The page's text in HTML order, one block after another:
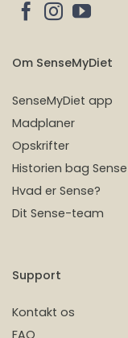
Om SenseMyDiet
SenseMyDiet app
Madplaner
Opskrifter
Historien bag Sense
Hvad er Sense?
Dit Sense-team
Support
Kontakt os